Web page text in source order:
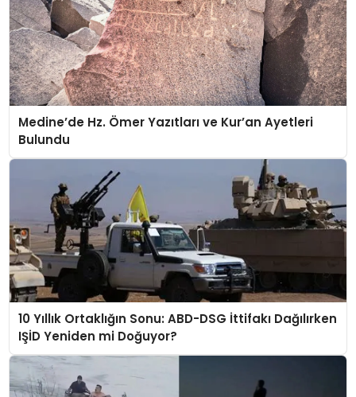
Medine’de Hz. Ömer Yazıtları ve Kur’an Ayetleri
Bulundu
10 Yıllık Ortaklığın Sonu: ABD-DSG İttifakı Dağılırken
IŞİD Yeniden mi Doğuyor?